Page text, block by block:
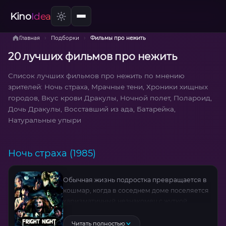
KinoIdea
Главная › Подборки › Фильмы про нежить
20 лучших фильмов про нежить
Список лучших фильмов про нежить по мнению
зрителей: Ночь страха, Мрачные тени, Хроники хищных
городов, Вкус крови Дракулы, Ночной полет, Полароид,
Дочь Дракулы, Восставший из ада, Батарейка,
Натуральные упыри
Ночь страха (1985)
Обычная жизнь подростка превращается в
кошмар, когда в соседнем доме поселяется
первым замечает аномалии: ночные
Читать полностью